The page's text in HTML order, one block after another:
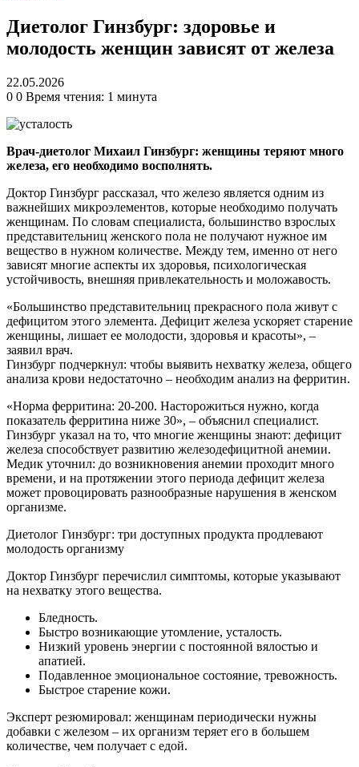
Диетолог Гинзбург: здоровье и
молодость женщин зависят от железа
22.05.2026
0 0 Время чтения: 1 минута
Врач-диетолог Михаил Гинзбург: женщины теряют много
железа, его необходимо восполнять.
Доктор Гинзбург рассказал, что железо является одним из
важнейших микроэлементов, которые необходимо получать
женщинам. По словам специалиста, большинство взрослых
представительниц женского пола не получают нужное им
вещество в нужном количестве. Между тем, именно от него
зависят многие аспекты их здоровья, психологическая
устойчивость, внешняя привлекательность и моложавость.
«Большинство представительниц прекрасного пола живут с
дефицитом этого элемента. Дефицит железа ускоряет старение
женщины, лишает ее молодости, здоровья и красоты», –
заявил врач.
Гинзбург подчеркнул: чтобы выявить нехватку железа, общего
анализа крови недостаточно – необходим анализ на ферритин.
«Норма ферритина: 20-200. Насторожиться нужно, когда
показатель ферритина ниже 30», – объяснил специалист.
Гинзбург указал на то, что многие женщины знают: дефицит
железа способствует развитию железодефицитной анемии.
Медик уточнил: до возникновения анемии проходит много
времени, и на протяжении этого периода дефицит железа
может провоцировать разнообразные нарушения в женском
организме.
Диетолог Гинзбург: три доступных продукта продлевают
молодость организму
Доктор Гинзбург перечислил симптомы, которые указывают
на нехватку этого вещества.
Бледность.
Быстро возникающие утомление, усталость.
Низкий уровень энергии с постоянной вялостью и
апатией.
Подавленное эмоциональное состояние, тревожность.
Быстрое старение кожи.
Эксперт резюмировал: женщинам периодически нужны
добавки с железом – их организм теряет его в большем
количестве, чем получает с едой.